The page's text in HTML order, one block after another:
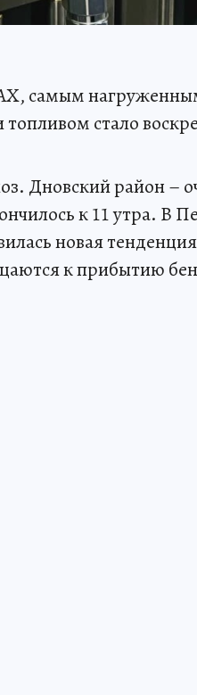
самым
стало
Дновский район –
к 11 утра. В
новая
к прибытию